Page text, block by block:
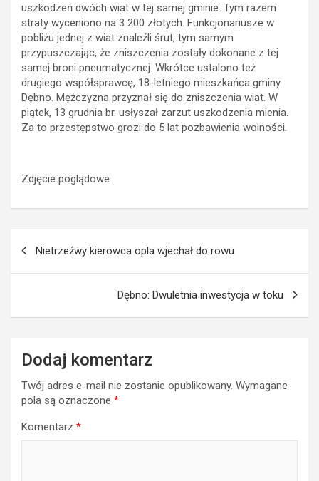
uszkodzeń dwóch wiat w tej samej gminie. Tym razem
straty wyceniono na 3 200 złotych. Funkcjonariusze w
pobliżu jednej z wiat znaleźli śrut, tym samym
przypuszczając, że zniszczenia zostały dokonane z tej
samej broni pneumatycznej. Wkrótce ustalono też
drugiego współsprawcę, 18-letniego mieszkańca gminy
Dębno. Mężczyzna przyznał się do zniszczenia wiat. W
piątek, 13 grudnia br. usłyszał zarzut uszkodzenia mienia.
Za to przestępstwo grozi do 5 lat pozbawienia wolności.
Zdjęcie poglądowe
Nietrzeźwy kierowca opla wjechał do rowu
Dębno: Dwuletnia inwestycja w toku
Dodaj komentarz
Twój adres e-mail nie zostanie opublikowany. Wymagane
pola są oznaczone *
Komentarz *